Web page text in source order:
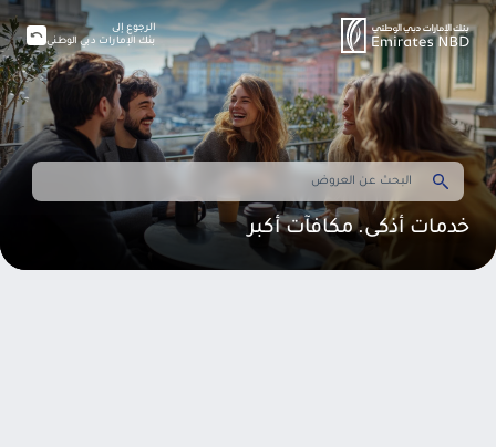
خدمات أذكى. مكافآت أكبر
الرجوع إلى
بنك الإمارات دبي الوطني